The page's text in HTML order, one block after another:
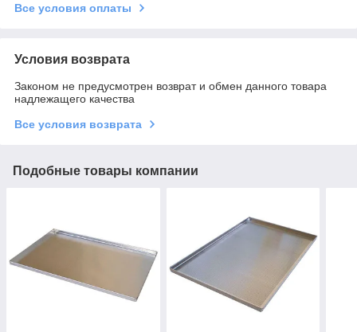
Все условия оплаты
Условия возврата
Законом не предусмотрен возврат и обмен данного товара
надлежащего качества
Все условия возврата
Подобные товары компании